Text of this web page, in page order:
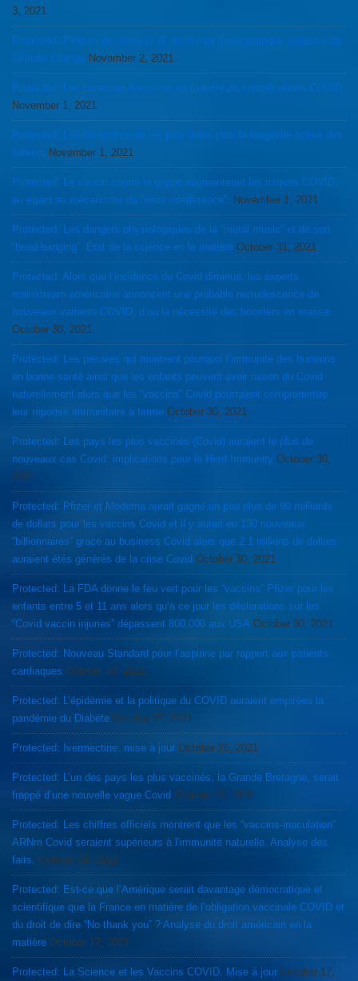
3, 2021
Protected: Pétition de Greta et al, en faveur d’une politique sérieuse du
Climate Change November 2, 2021
Protected: Les carences décisives en matière de complications COVID
November 1, 2021
Protected: Les compléments les plus utiles pour la longévité active des
séniors November 1, 2021
Protected: Le vaccin contre la grippe augmenterait les risques COVID
eu égard au mécanisme du “virus interference”. November 1, 2021
Protected: Les dangers physiologiques de la “metal music” et de son
“head-banging”. État de la science en la matière October 31, 2021
Protected: Alors que l’incidence du Covid diminue, les experts
mainstream américains annoncent une probable recrudescence de
nouveaux variants COVID, d’ou la nécessité des boosters en masse.
October 30, 2021
Protected: Les preuves qui montrent pourquoi l’immunité des humains
en bonne santé ainsi que les enfants peuvent avoir raison du Covid
naturellement alors que les “vaccins” Covid pourraient compromettre
leur réponse immunitaire à terme October 30, 2021
Protected: Les pays les plus vaccinés (Covid) auraient le plus de
nouveaux cas Covid: implications pour la Herd Immunity October 30,
2021
Protected: Pfizer et Moderna aurait gagné un peu plus de 90 milliards
de dollars pour les vaccins Covid et il y aurait eu 130 nouveaux
“billionnaires” grace au business Covid alors que 2.1 trillions de dollars
auraient étés générés de la crise Covid October 30, 2021
Protected: La FDA donne le feu vert pour les “vaccins” Pfizer pour les
enfants entre 5 et 11 ans alors qu’à ce jour les déclarations sur les
“Covid vaccin injuries” dépassent 800,000 aux USA October 30, 2021
Protected: Nouveau Standard pour l’aspirine par rapport aux patients
cardiaques October 30, 2021
Protected: L’épidémie et la politique du COVID auraient empirées la
pandémie du Diabète October 27, 2021
Protected: Ivermectine: mise à jour October 26, 2021
Protected: L’un des pays les plus vaccinés, la Grande Bretagne, serait
frappé d’une nouvelle vague Covid October 21, 2021
Protected: Les chiffres officiels montrent que les “vaccins-inoculation”
ARNm Covid seraient supérieurs à l’immunité naturelle. Analyse des
faits.
October 18, 2021
Protected: Est-ce que l’Amérique serait davantage démocratique et
scientifique que la France en matière de l’obligation vaccinale COVID et
du droit de dire “No thank you” ? Analyse du droit américain en la
matière October 17, 2021
Protected: La Science et les Vaccins COVID. Mise à jour October 17,